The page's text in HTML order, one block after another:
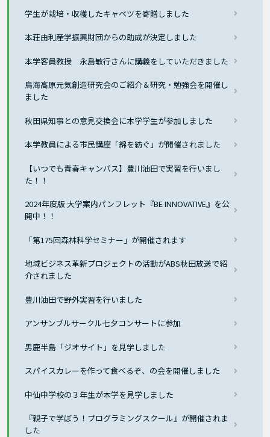
学生が栽培・収穫したキャベツを寄贈しました
本荘由利産学振興財団からの助成が決定しました
本学客員教授 永島敏行さんに講義をしていただきました
鳥海高原元気創造研究会のご紹介＆研究・勉強会を開催し
ました
秋田県知事との意見交換会に本学学生が参加しました
本学教員による市民講座「綿を紡ぐ」が開催されました
【いつでも青春キャンパス】豊川油田で実習を行いまし
た！！
2024年度版 大学案内パンフレット『BE INNOVATIVE』を公
開中！！
「第175回森林科学セミナー」が開催されます
地域ビジネス革新プロジェクトの活動がABS秋田放送で紹
介されました
豊川油田で野外実習を行いました
アンサンブルサークル七夕コンサートに参加
男鹿半島「ジオサイト」を見学しました
スパイスカレーを作って食べるぞ、の会を開催しました
中仙中学校の３年生が本学を見学しました
『親子で学ぼう！プログラミングスクール』が開催されま
した